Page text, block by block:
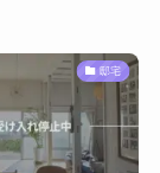
邸宅